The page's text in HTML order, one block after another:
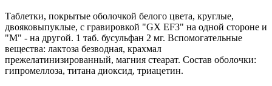
Таблетки, покрытые оболочкой белого цвета, круглые,
двояковыпуклые, с гравировкой "GX EF3" на одной стороне и
"М" - на другой. 1 таб. бусульфан 2 мг. Вспомогательные
вещества: лактоза безводная, крахмал
прежелатинизированный, магния стеарат. Состав оболочки:
гипромеллоза, титана диоксид, триацетин.